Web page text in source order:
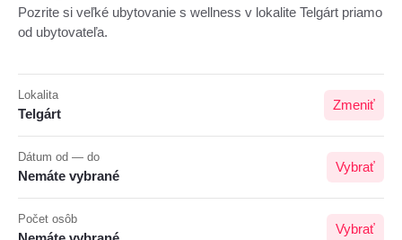
Pozrite si veľké ubytovanie s wellness v lokalite Telgárt priamo
od ubytovateľa.
Lokalita
Telgárt
Zmeniť
Dátum od — do
Nemáte vybrané
Vybrať
Počet osôb
Vybrať